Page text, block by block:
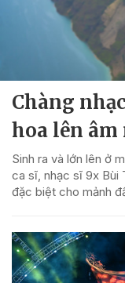
Chàng
hoa lên âm
Sinh ra và lớn lên ở
ca sĩ, nhạc sĩ 9x Bùi
đặc biệt cho mảnh